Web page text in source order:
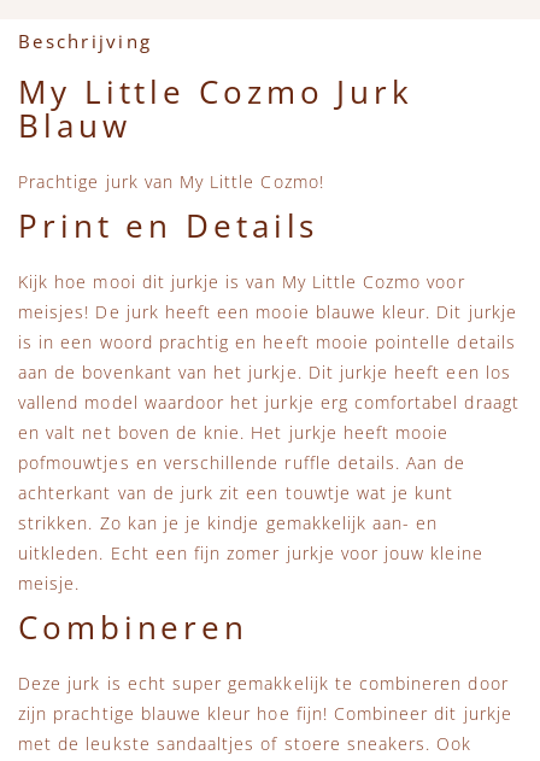
Tassen
Beren
+1 in the family
Piupiuchick
Play Up
Sproet & Sprout
Tiny Cottons
Beschrijving
My Little Cozmo Jurk
Blauw
Prachtige jurk van My Little Cozmo!
Print en Details
Kijk hoe mooi dit jurkje is van My Little Cozmo voor
meisjes! De jurk heeft een mooie blauwe kleur. Dit jurkje
is in een woord prachtig en heeft mooie pointelle details
aan de bovenkant van het jurkje. Dit jurkje heeft een los
vallend model waardoor het jurkje erg comfortabel draagt
en valt net boven de knie. Het jurkje heeft mooie
pofmouwtjes en verschillende ruffle details. Aan de
achterkant van de jurk zit een touwtje wat je kunt
strikken. Zo kan je je kindje gemakkelijk aan- en
uitkleden. Echt een fijn zomer jurkje voor jouw kleine
meisje.
Combineren
Deze jurk is echt super gemakkelijk te combineren door
zijn prachtige blauwe kleur hoe fijn! Combineer dit jurkje
met de leukste sandaaltjes of stoere sneakers. Ook